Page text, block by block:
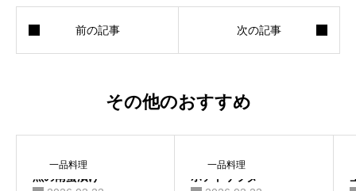
通信販売サイト「の在膳」
その他のおすすめ
一品料理
魚の南蛮漬け
一品料理
ポテトサラダ